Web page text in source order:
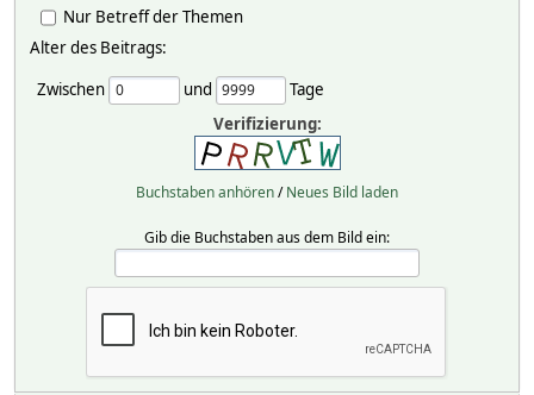
Nur Betreff der Themen
Alter des Beitrags:
Zwischen
und
Tage
Verifizierung:
Buchstaben anhören/Neues Bild laden
Gib die Buchstaben aus dem Bild ein: